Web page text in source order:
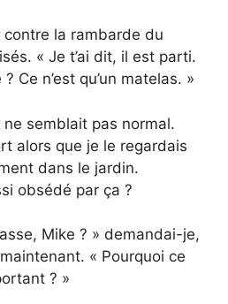
la rambarde du
« Je t’ai dit, il est parti.
Ce n’est qu’un matelas. »
semblait pas normal.
alors que je le regardais
dans le jardin.
obsédé par ça ?
Mike ? » demandai-je,
« Pourquoi ce
? »